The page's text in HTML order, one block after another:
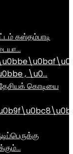
கஸ்தம்பாடி
, \u0…
கொடியை